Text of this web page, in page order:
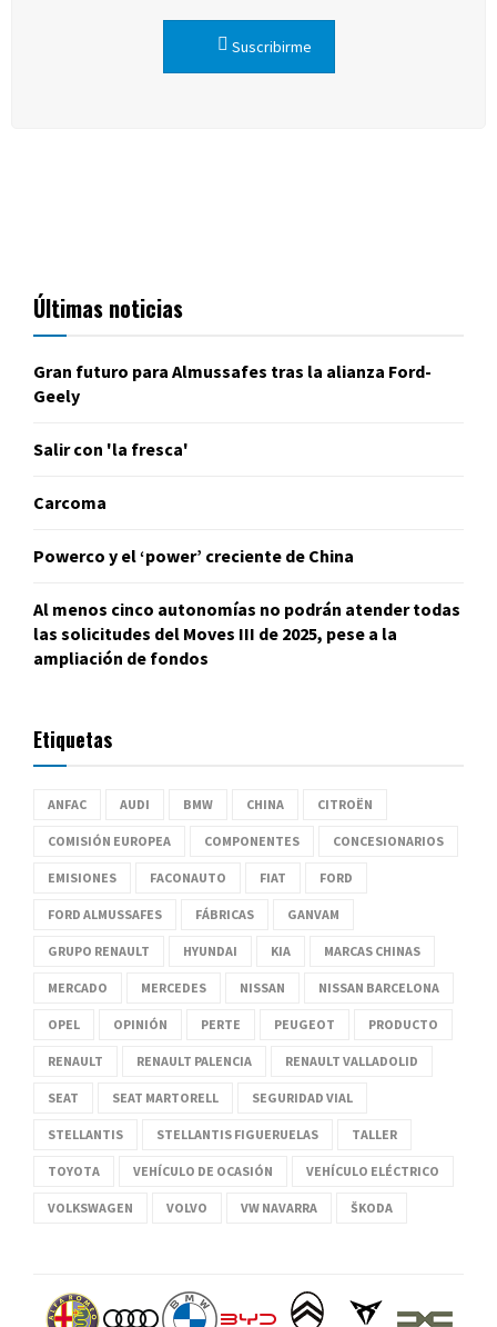
Suscribirme
Últimas noticias
Gran futuro para Almussafes tras la alianza Ford-
Geely
Salir con 'la fresca'
Carcoma
Powerco y el ‘power’ creciente de China
Al menos cinco autonomías no podrán atender todas
las solicitudes del Moves III de 2025, pese a la
ampliación de fondos
Etiquetas
ANFAC AUDI BMW CHINA CITROËN
COMISIÓN EUROPEA COMPONENTES CONCESIONARIOS
EMISIONES FACONAUTO FIAT FORD
FORD ALMUSSAFES FÁBRICAS GANVAM
GRUPO RENAULT HYUNDAI KIA MARCAS CHINAS
MERCADO MERCEDES NISSAN NISSAN BARCELONA
OPEL OPINIÓN PERTE PEUGEOT PRODUCTO
RENAULT RENAULT PALENCIA RENAULT VALLADOLID
SEAT SEAT MARTORELL SEGURIDAD VIAL
STELLANTIS STELLANTIS FIGUERUELAS TALLER
TOYOTA VEHÍCULO DE OCASIÓN VEHÍCULO ELÉCTRICO
VOLKSWAGEN VOLVO VW NAVARRA ŠKODA